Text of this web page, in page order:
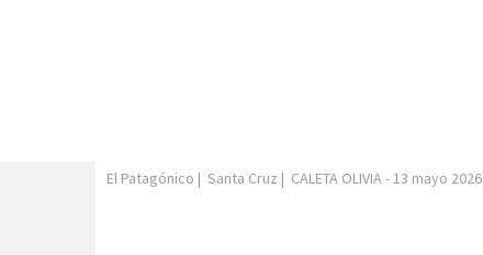
El Patagónico | Santa Cruz | CALETA OLIVIA- 13 mayo 2026